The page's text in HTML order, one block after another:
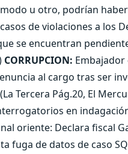
u otro, podrían
de violaciones a los
se encuentran
CORRUPCION: Embajador
al cargo tras ser
Tercera Pág.20, El
en
oriente: Declara fiscal
fuga de datos de caso